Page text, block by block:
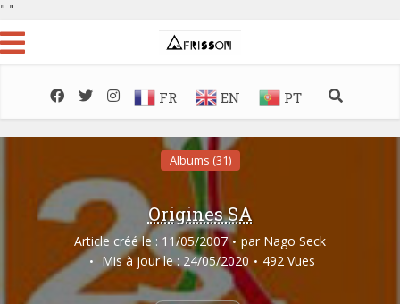
" "
FR EN PT
Albums (31)
Origines SA
Article créé le : 11/05/2007 par Nago Seck
Mis à jour le : 24/05/2020
492 Vues